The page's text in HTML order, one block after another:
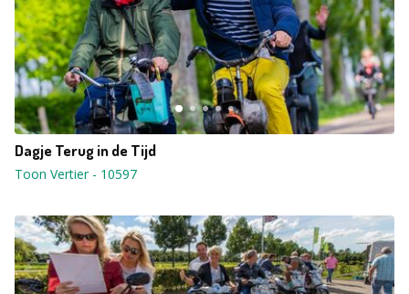
Dagje Terug in de Tijd
Toon Vertier- 10597